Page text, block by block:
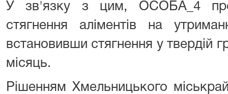
У зв'язку з цим, ОСОБА_4
стягнення аліментів на
встановивши стягнення у твердій
місяць.
Рішенням Хмельницького